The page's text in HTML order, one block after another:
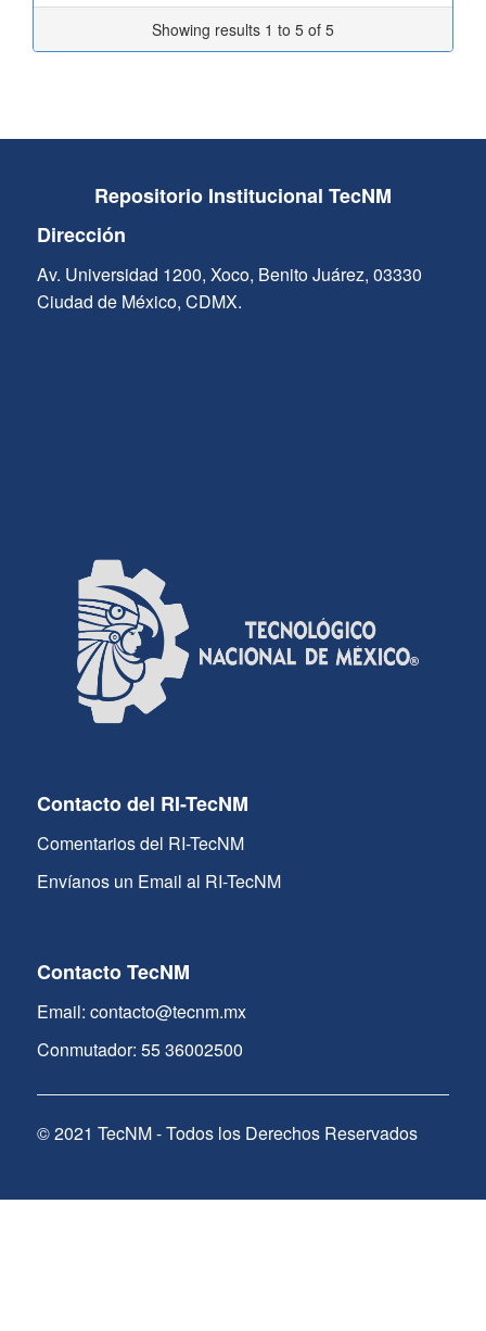
Showing results 1 to 5 of 5
Repositorio Institucional TecNM
Dirección
Av. Universidad 1200, Xoco, Benito Juárez, 03330
Ciudad de México, CDMX.
Contacto del RI-TecNM
Comentarios del RI-TecNM
Envíanos un Email al RI-TecNM
Contacto TecNM
Email: contacto@tecnm.mx
Conmutador: 55 36002500
© 2021 TecNM - Todos los Derechos Reservados